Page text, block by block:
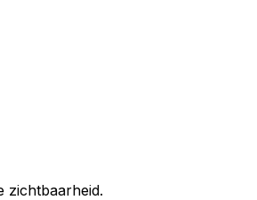
zichtbaarheid.